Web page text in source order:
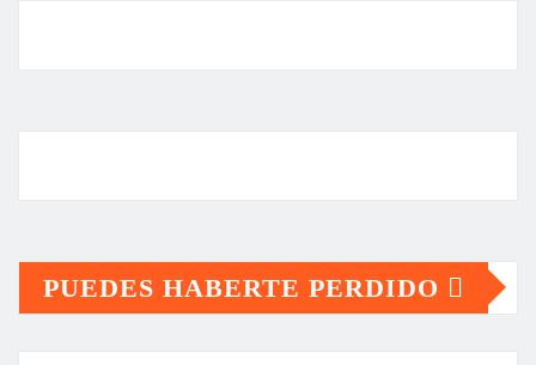
PUEDES HABERTE PERDIDO